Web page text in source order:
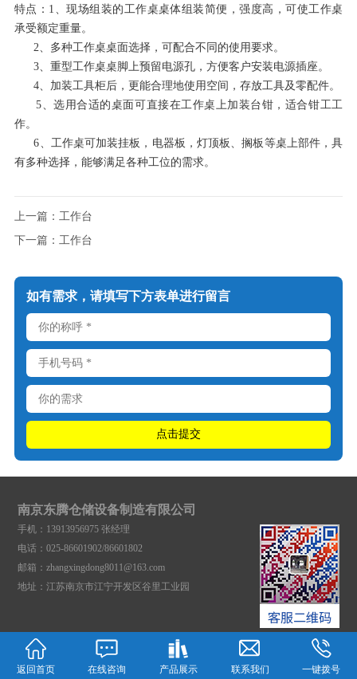
特点：1、现场组装的工作桌桌体组装简便，强度高，可使工作桌
承受额定重量。
2、多种工作桌桌面选择，可配合不同的使用要求。
3、重型工作桌桌脚上预留电源孔，方便客户安装电源插座。
4、加装工具柜后，更能合理地使用空间，存放工具及零配件。
5、选用合适的桌面可直接在工作桌上加装台钳，适合钳工工
作。
6、工作桌可加装挂板，电器板，灯顶板、搁板等桌上部件，具
有多种选择，能够满足各种工位的需求。
上一篇：工作台
下一篇：工作台
如有需求，请填写下方表单进行留言
南京东腾仓储设备制造有限公司
手机：13913956975 张经理
电话：025-86601902/86601802
邮箱：zhangxingdong8011@163.com
地址：江苏南京市江宁开发区谷里工业园
返回首页 在线咨询 产品展示 联系我们 一键拨号